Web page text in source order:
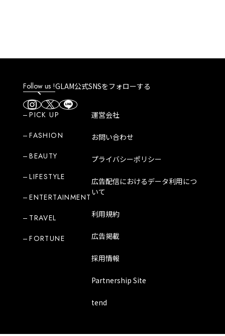
Follow us !GLAM公式SNSをフォローする
PICK UP
FASHION
BEAUTY
LIFESTYLE
ENTERTAINMENT
TRAVEL
FORTUNE
運営会社
お問い合わせ
プライバシーポリシー
広告配信におけるデータ利用につ
いて
利用規約
広告掲載
採用情報
Partnership Site
tend